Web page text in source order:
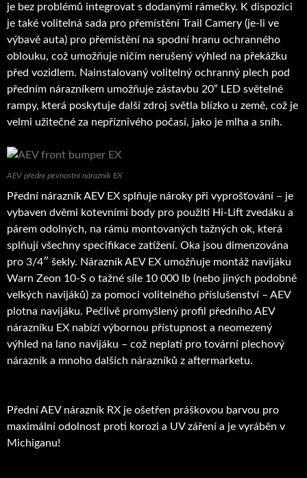
je bez problémů integrovat s dodanými rámečky. K dispozici
je také volitelná sada pro přemístění Trail Camery (je-li ve
výbavě auta) pro přemístění na spodní hranu ochranného
oblouku, což umožňuje ničím nerušený výhled na překážku
před vozidlem. Nainstalovaný volitelný ochranný plech pod
předním nárazníkem umožňuje zástavbu 20” LED světelné
rampy, která poskytuje další zdroj světla blízko u země, což je
velmi užitečné za nepříznivého počasí, jako je mlha a sníh.
AEV přední pevnostní nárazník EX
Přední nárazník AEV EX splňuje nároky při vyprošťování – je
vybaven dvěmi kotevními body pro použití Hi-Lift zvedáku a
párem odolných, na rámu montovaných tažných ok, která
splňují všechny specifikace zatížení. Oka jsou dimenzována
pro 3/4″ šekly. Nárazník AEV EX umožňuje montáž navijáku
Warn Zeon 10-S o tažné síle 10 000 lb (nebo jiných podobně
velkých navijáků) za pomoci volitelného příslušenství – AEV
plotna navijáku. Pečlivě promyšlený profil předního AEV
nárazníku EX nabízí výbornou přístupnost a neomezený
výhled na lano navijáku – což neplatí pro tovární plechový
nárazník a mnoho dalších nárazníků z aftermarketu.
Přední AEV nárazník RX je ošetřen práškovou barvou pro
maximální odolnost proti korozi a UV záření a je vyráběn v
Michiganu!